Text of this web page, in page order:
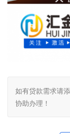
如有贷款需求请
协助办理！